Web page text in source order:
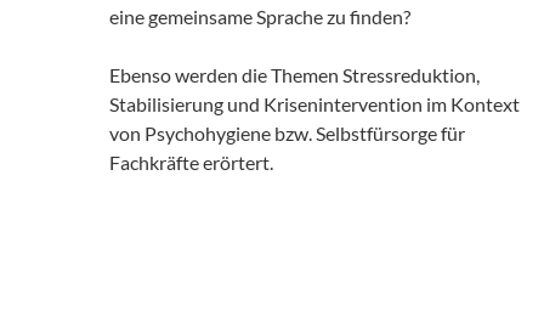
eine gemeinsame Sprache zu finden?
Ebenso werden die Themen Stressreduktion,
Stabilisierung und Krisenintervention im Kontext
von Psychohygiene bzw. Selbstfürsorge für
Fachkräfte erörtert.